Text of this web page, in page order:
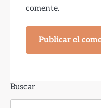
comente.
Buscar